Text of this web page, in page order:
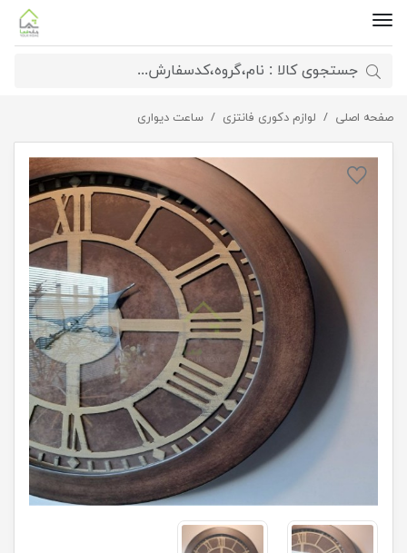
صفحه اصلی لوازم دکوری فانتزی ساعت دیواری ساعت دیواری اعداد یونانی قهوه ای